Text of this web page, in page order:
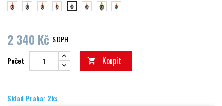
červenámodrá růžová Oranžová
černá bílá žlutá mint
2 340 Kč S DPH
Počet  Koupit
Sklad Praha: 2ks